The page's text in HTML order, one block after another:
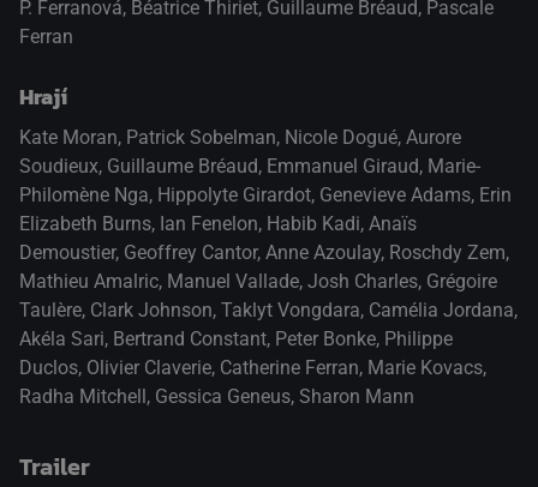
P. Ferranová, Béatrice Thiriet, Guillaume Bréaud, Pascale
Ferran
Hrají
Kate Moran, Patrick Sobelman, Nicole Dogué, Aurore
Soudieux, Guillaume Bréaud, Emmanuel Giraud, Marie-
Philomène Nga, Hippolyte Girardot, Genevieve Adams, Erin
Elizabeth Burns, Ian Fenelon, Habib Kadi, Anaïs
Demoustier, Geoffrey Cantor, Anne Azoulay, Roschdy Zem,
Mathieu Amalric, Manuel Vallade, Josh Charles, Grégoire
Taulère, Clark Johnson, Taklyt Vongdara, Camélia Jordana,
Akéla Sari, Bertrand Constant, Peter Bonke, Philippe
Duclos, Olivier Claverie, Catherine Ferran, Marie Kovacs,
Radha Mitchell, Gessica Geneus, Sharon Mann
Trailer